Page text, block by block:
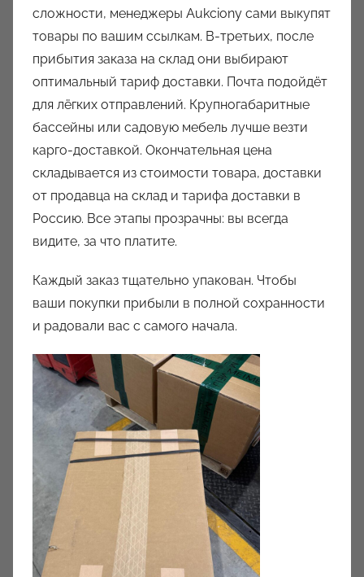
сложности, менеджеры Aukciony сами выкупят
товары по вашим ссылкам. В-третьих, после
прибытия заказа на склад они выбирают
оптимальный тариф доставки. Почта подойдёт
для лёгких отправлений. Крупногабаритные
бассейны или садовую мебель лучше везти
карго-доставкой. Окончательная цена
складывается из стоимости товара, доставки
от продавца на склад и тарифа доставки в
Россию. Все этапы прозрачны: вы всегда
видите, за что платите.
Каждый заказ тщательно упакован. Чтобы
ваши покупки прибыли в полной сохранности
и радовали вас с самого начала.